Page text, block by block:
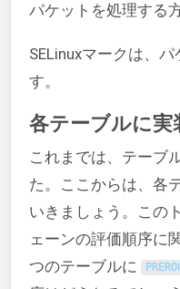
パケットを処理する
SELinuxマークは、
す。
各テーブルに
これまでは、テーブ
た。ここからは、各
いきましょう。この
ェーンの評価順序に
つのテーブルに